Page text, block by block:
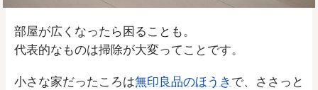
部屋が広くなったら困ることも。
代表的なものは掃除が大変ってことです。
小さな家だったころは無印良品のほうき で、ささっと